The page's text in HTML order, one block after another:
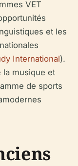
VET
et les
International).
la musique et
de sports